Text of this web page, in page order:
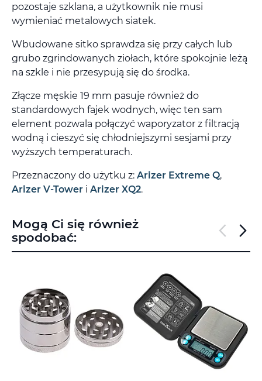
pozostaje szklana, a użytkownik nie musi
wymieniać metalowych siatek.
Wbudowane sitko sprawdza się przy całych lub
grubo zgrindowanych ziołach, które spokojnie leżą
na szkle i nie przesypują się do środka.
Złącze męskie 19 mm pasuje również do
standardowych fajek wodnych, więc ten sam
element pozwala połączyć waporyzator z filtracją
wodną i cieszyć się chłodniejszymi sesjami przy
wyższych temperaturach.
Przeznaczony do użytku z: Arizer Extreme Q,
Arizer V-Tower i Arizer XQ2.
Mogą Ci się również
spodobać: